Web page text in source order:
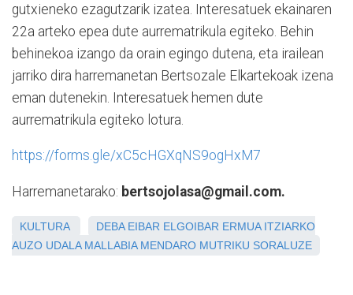
gutxieneko ezagutzarik izatea. Interesatuek ekainaren
22a arteko epea dute aurrematrikula egiteko. Behin
behinekoa izango da orain egingo dutena, eta irailean
jarriko dira harremanetan Bertsozale Elkartekoak izena
eman dutenekin. Interesatuek hemen dute
aurrematrikula egiteko lotura.
https://forms.gle/xC5cHGXqNS9ogHxM7
Harremanetarako: bertsojolasa@gmail.com.
KULTURA DEBA EIBAR ELGOIBAR ERMUA ITZIARKO
AUZO UDALA MALLABIA MENDARO MUTRIKU SORALUZE